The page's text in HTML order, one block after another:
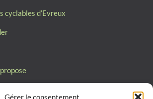
Gérer le consentement
cyclables d’Evreux